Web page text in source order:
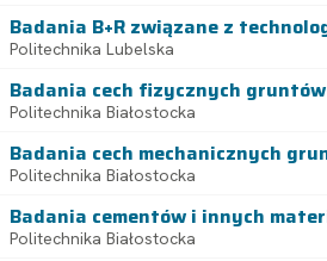
Badania B+R związane z
Politechnika Lubelska
Badania cech fizycznych gruntów
Politechnika Białostocka
Badania cech mechanicznych
Politechnika Białostocka
Badania cementów i innych
Politechnika Białostocka